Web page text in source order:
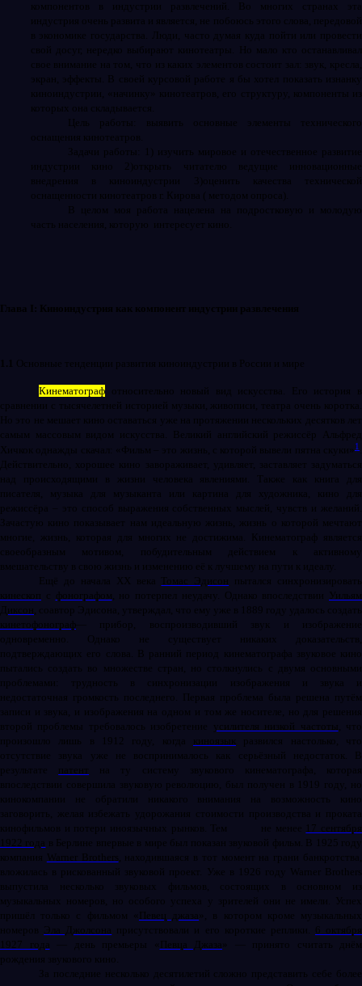
компонентов в индустрии развлечений. Во многих странах эта
индустрия очень развита и является, не побоюсь этого слова, передовой
в экономике государства. Люди, часто думая куда пойти или провести
свой досуг, нередко выбирают кинотеатры. Но мало кто останавливал
свое внимание на том, что из каких элементов состоит зал: звук, кресла,
экран, эффекты. В своей курсовой работе я бы хотел показать изнанку
киноиндустрии, «начинку» кинотеатров, его структуру, компоненты из
которых она складывается.
Цель работы: выявить основные элементы технического
оснащения кинотеатров.
Задачи работы: 1) изучить мировое и отечественное развитие
индустрии кино 2)открыть читателю ведущие инновационные
внедрения в киноиндустрии 3)оценить качества технической
оснащенности кинотеатров г. Кирова ( методом опроса).
В целом моя работа нацелена на подростковую и молодую
часть населения, которую интересует кино.
Глава I : Киноиндустрия как компонент индустрии развлечения
1.1 Основные тенденции развития киноиндустрии в России и мире
Кинематограф относительно новый вид искусства. Его история в
сравнении с тысячелетней историей музыки, живописи, театра очень коротка.
Но это не мешает кино оставаться уже на протяжении нескольких десятков лет
самым массовым видом искусства. Великий английский режиссёр Альфред
Хичкок однажды скачал: «Фильм – это жизнь, с которой вывели пятна скуки» 1
Действительно, хорошее кино завораживает, удивляет, заставляет задуматься
над происходящими в жизни человека явлениями. Также как книга для
писателя, музыка для музыканта или картина для художника, кино для
режиссёра – это способ выражения собственных мыслей, чувств и желаний.
Зачастую кино показывает нам идеальную жизнь, жизнь о которой мечтают
многие, жизнь, которая для многих не достижима. Кинематограф является
своеобразным мотивом, побудительным действием к активному
вмешательству в свою жизнь и изменению её к лучшему на пути к идеалу.
Ещё до начала XX века
Томас Эдисон пытался синхронизировать
кинескоп c фонографом, но потерпел неудачу. Однако впоследствии Уильям
Диксон, соавтор Эдисона, утверждал, что ему уже в 1889 году удалось создать
кинетофонограф — прибор, воспроизводивший звук и изображение
одновременно. Однако не существует никаких доказательств,
подтверждающих его слова. В ранний период кинематографа звуковое кино
пытались создать во множестве стран, но столкнулись с двумя основными
проблемами: трудность в синхронизации изображения и звука и
недостаточная громкость последнего. Первая проблема была решена путём
записи и звука, и изображения на одном и том же носителе, но для решения
второй проблемы требовалось изобретение усилителя низкой частоты , что
произошло лишь в 1912 году, когда киноязык развился настолько, что
отсутствие звука уже не воспринималось как серьёзный недостаток. В
результате патент
на ту систему звукового кинематографа, которая
впоследствии совершила звуковую революцию, был получен в 1919 году, но
кинокомпании не обратили никакого внимания на возможность кино
заговорить, желая избежать удорожания стоимости производства и проката
кинофильмов и потери иноязычных рынков. Тем
не менее
17 сентября
1922 года в Берлине впервые в мире был показан звуковой фильм. В 1925 году
компания Warner Brothers, находившаяся в тот момент на грани банкротства,
вложилась в рискованный звуковой проект. Уже в 1926 году Warner Brothers
выпустила несколько звуковых фильмов, состоящих в основном из
музыкальных номеров, но особого успеха у зрителей они не имели. Успех
пришёл только с фильмом «
Певец джаза », в котором кроме музыкальных
номеров
Эла Джолсона присутствовали и его короткие реплики. 6 октября
1927 года — день премьеры « Певца Джаза » — принято считать днём
рождения звукового кино.
За последние несколько десятилетий сложно представить себе более